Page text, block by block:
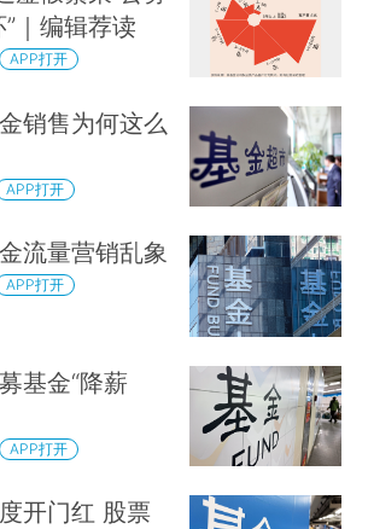
｜编辑荐读
APP打开
销售为何这么
APP打开
流量营销乱象
APP打开
基金“降薪
APP打开
开门红 股票